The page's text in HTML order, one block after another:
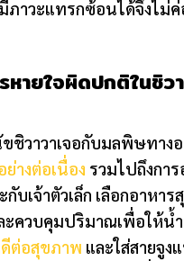
ภาวะแทรกซ้อนได้จึงไม่
ายใจผิดปกติในชิวา
ขชิวาวาเจอกับมลพิษทาง
างต่อเนื่อง รวมไปถึงกา
กับเจ้าตัวเล็ก เลือกอาหา
ะควบคุมปริมาณเพื่อให้น้
ต่อสุขภาพ และใส่สายจู